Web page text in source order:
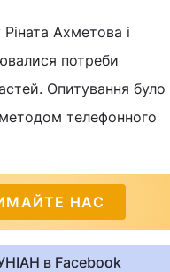
Ахметова і
потреби
Опитування було
телефонного
НАС
в Facebook